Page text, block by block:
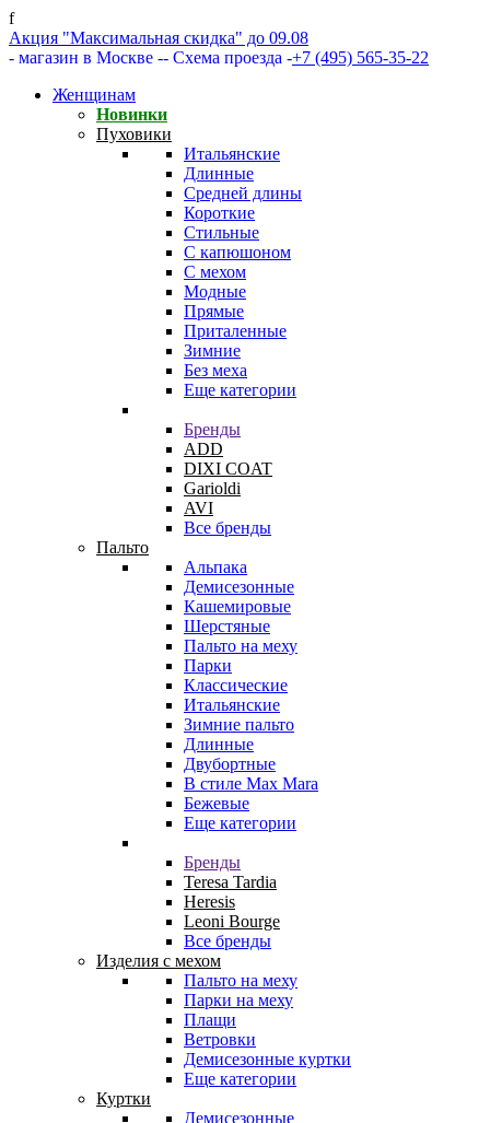
f
Акция "Максимальная скидка" до 09.08
- магазин в Москве -- Схема проезда -+7 (495) 565-35-22
Женщинам
Новинки
Пуховики
Итальянские
Длинные
Средней длины
Короткие
Стильные
С капюшоном
С мехом
Модные
Прямые
Приталенные
Зимние
Без меха
Еще категории
Бренды
ADD
DIXI COAT
Garioldi
AVI
Все бренды
Пальто
Альпака
Демисезонные
Кашемировые
Шерстяные
Пальто на меху
Парки
Классические
Итальянские
Зимние пальто
Длинные
Двубортные
В стиле Max Mara
Бежевые
Еще категории
Бренды
Teresa Tardia
Heresis
Leoni Bourge
Все бренды
Изделия с мехом
Пальто на меху
Парки на меху
Плащи
Ветровки
Демисезонные куртки
Еще категории
Куртки
Демисезонные